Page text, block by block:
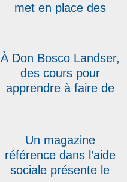
met en place des
le Don Bosco Tour qui
s’élancera le 20 avril
À Don Bosco Landser,
des cours pour
apprendre à faire de
Un magazine
référence dans l’aide
sociale présente le